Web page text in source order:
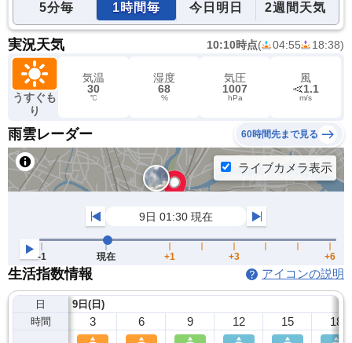
5分毎 1時間毎 今日明日 2週間天気
実況天気 10:10時点( 04:55 18:38)
うすぐも
り
気温
30
℃
湿度
68
%
気圧
1007
hPa
風
1.1
m/s
雨雲レーダー 60時間先まで見る
生活指数情報 アイコンの説明
日
時間
9日(日)
3 6 9 12 15 18